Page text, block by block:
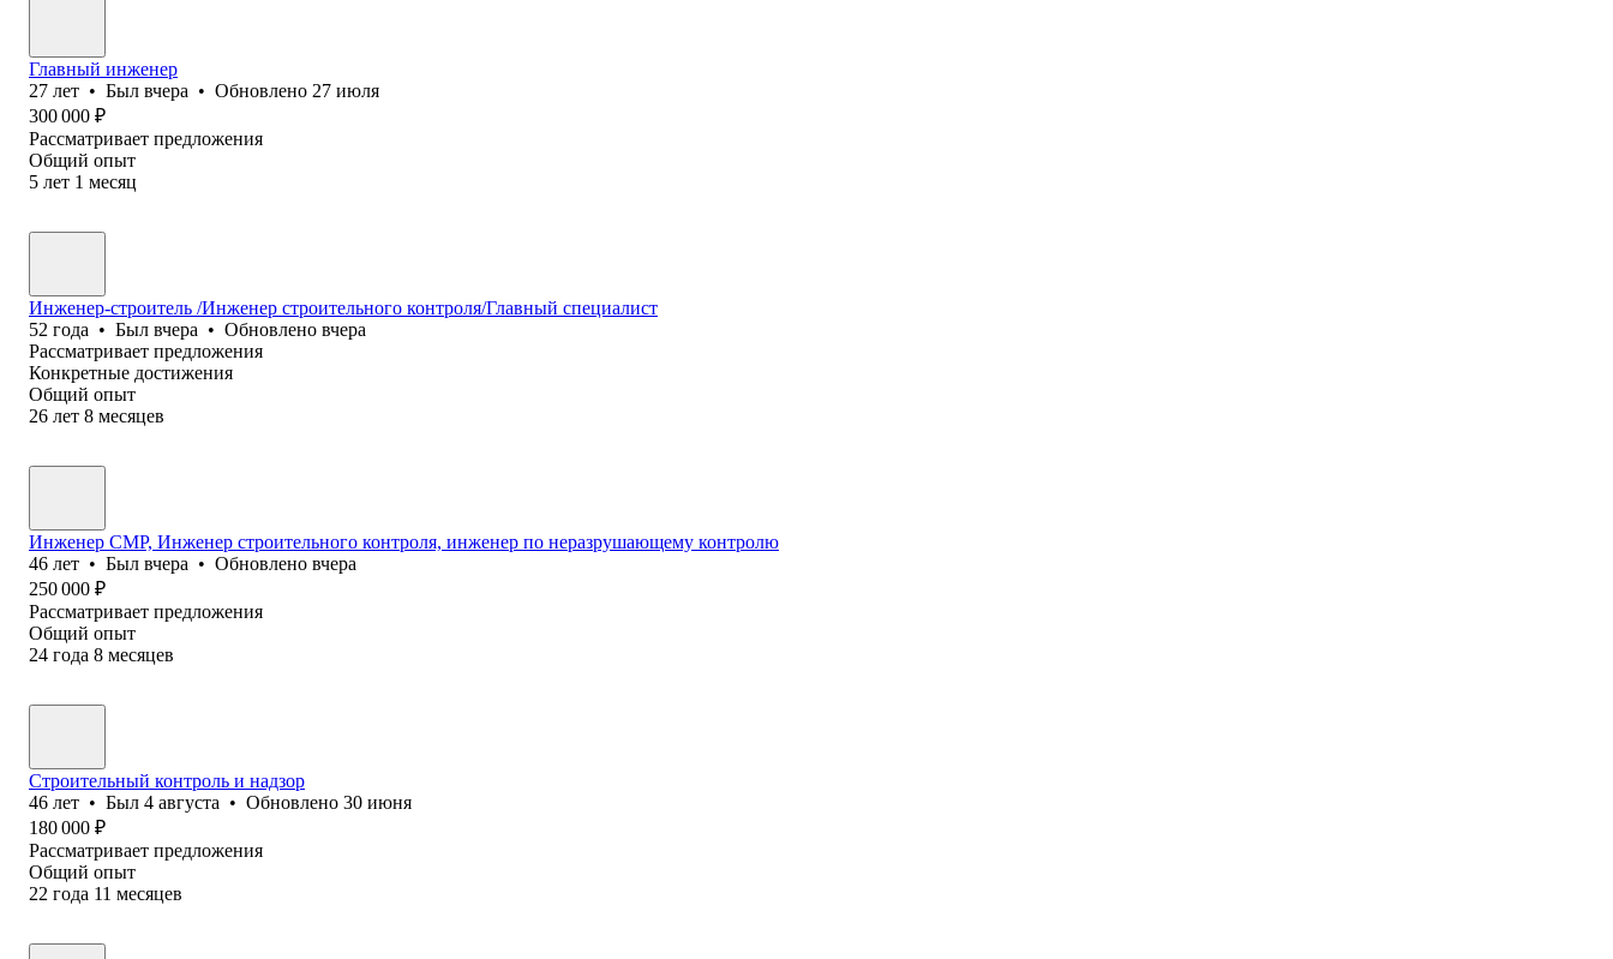
Главный инженер
27 лет • Был вчера • Обновлено 27 июля
300 000 ₽
Рассматривает предложения
Общий опыт
5 лет 1 месяц
Инженер-строитель /Инженер строительного контроля/Главный специалист
52 года • Был вчера • Обновлено вчера
Рассматривает предложения
Конкретные достижения
Общий опыт
26 лет 8 месяцев
Инженер СМР, Инженер строительного контроля, инженер по неразрушающему контролю
46 лет • Был вчера • Обновлено вчера
250 000 ₽
Рассматривает предложения
Общий опыт
24 года 8 месяцев
Cтроительный контроль и надзор
46 лет • Был 4 августа • Обновлено 30 июня
180 000 ₽
Рассматривает предложения
Общий опыт
22 года 11 месяцев